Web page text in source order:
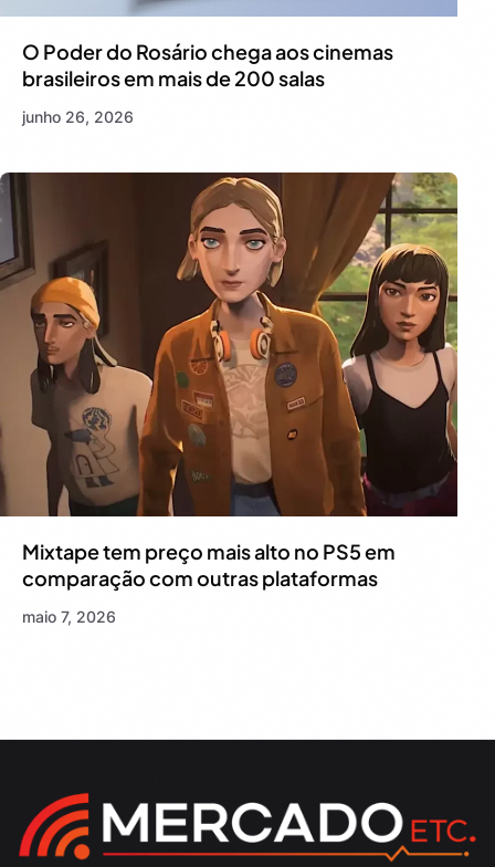
O Poder do Rosário chega aos cinemas
brasileiros em mais de 200 salas
junho 26, 2026
Mixtape tem preço mais alto no PS5 em
comparação com outras plataformas
maio 7, 2026